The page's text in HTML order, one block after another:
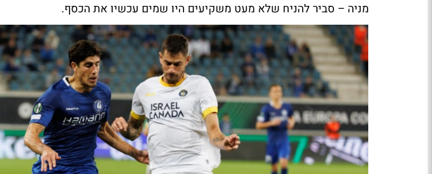
מניה – סביר להניח שלא מעט משקיעים היו שמים עכשיו את הכסף.